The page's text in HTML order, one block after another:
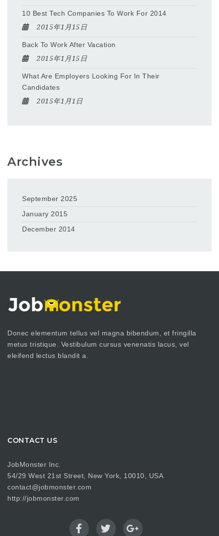
10 Best Tech Companies To Work For 2014
2015年1月15日
Back To Work After Vacation
2015年1月15日
What Are Employers Looking For In Their
Candidates
2015年1月1日
Archives
September 2025
January 2015
December 2014
Donec elementum tellus vel magna bibendum, et fringilla
metus tristique. Vestibulum cursus venenatis lacus, vel
eleifend lectus blandit a.
CONTACT US
JobMonster Inc.
54/29 West 21st Street, New York, 10010, USA
contact@jobmonster.com
http://jobmonster.com